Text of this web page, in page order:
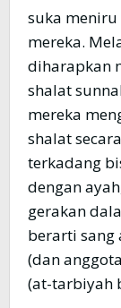
suka
mereka.
diharapkan
shalat
mereka
shalat
terkadang
dengan
gerakan
berarti sang
(dan
(at-tarbiyah